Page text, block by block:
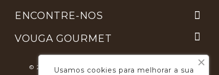
ENCONTRE-NOS 
VOUGA GOURMET 
© 2026 - Desenvolvimento E Suporte: Webfeel.pt
Usamos cookies para melhorar a sua